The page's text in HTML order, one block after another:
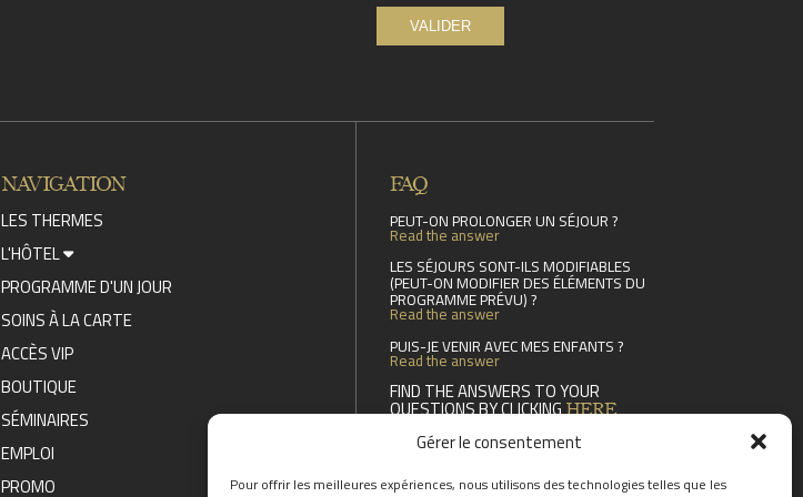
Gérer le consentement
Pour offrir les meilleures expériences, nous utilisons des technologies telles que les
NAVIGATION
LES THERMES
L'HÔTEL
PROGRAMME D'UN JOUR
SOINS À LA CARTE
ACCÈS VIP
BOUTIQUE
SÉMINAIRES
EMPLOI
PROMO
FAQ
PEUT-ON PROLONGER UN SÉJOUR ?
Read the answer
LES SÉJOURS SONT-ILS MODIFIABLES
(PEUT-ON MODIFIER DES ÉLÉMENTS DU
PROGRAMME PRÉVU) ?
Read the answer
PUIS-JE VENIR AVEC MES ENFANTS ?
Read the answer
FIND THE ANSWERS TO YOUR
QUESTIONS BY CLICKINGHERE